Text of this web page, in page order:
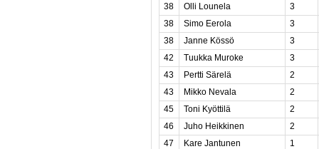
38
Olli Lounela
3
38
Simo Eerola
3
38
Janne Kössö
3
42
Tuukka Muroke
3
43
Pertti Särelä
2
43
Mikko Nevala
2
45
Toni Kyöttilä
2
46
Juho Heikkinen
2
47
Kare Jantunen
1